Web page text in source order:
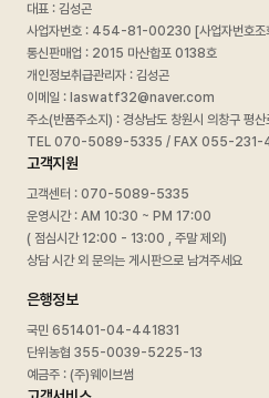
대표 : 김성곤
사업자번호 : 454-81-00230 [사업자번호조
통신판매업 : 2015 마산합포 0138호
개인정보취급관리자 : 김성곤
이메일 : laswatf32@naver.com
주소(반품주소지) : 경상남도 창원시 의창구 평
TEL 070-5089-5335 / FAX 055-231-
고객지원
고객센터 : 070-5089-5335
운영시간 : AM 10:30 ~ PM 17:00
( 점심시간 12:00 - 13:00 , 주말 제외)
상담 시간 외 문의는 게시판으로 남겨주세요
은행정보
국민 651401-04-441831
단위농협 355-0039-5225-13
예금주 : (주)웨이브썸